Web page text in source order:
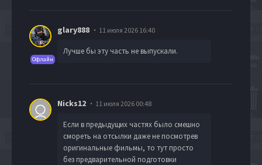
Офлайн
glary888 11 июля 2026 16:40
Лучше бы эту часть не выпускали.
Nicks12 11 июля 2026 00:48
Если в предыдущих частях было смешно
смореть на отсылки даже не посмотрев
оригинальные фильмы, то тут просто
без предварительной подготовки